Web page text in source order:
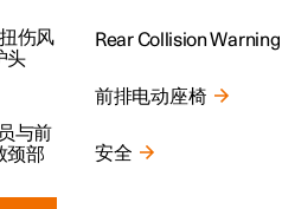
伤风
头
与前
颈部
Rear Collision Warning
前排电动座椅
安全